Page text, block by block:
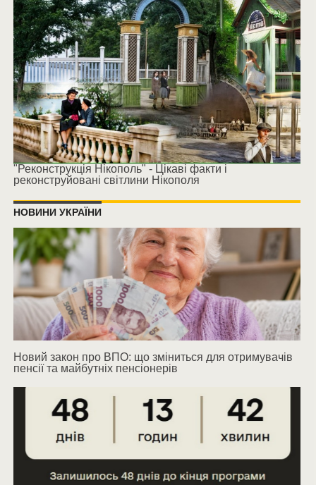
"Реконструкція Нікополь" - Цікаві факти і
реконструйовані світлини Нікополя
НОВИНИ УКРАЇНИ
Новий закон про ВПО: що зміниться для отримувачів
пенсії та майбутніх пенсіонерів